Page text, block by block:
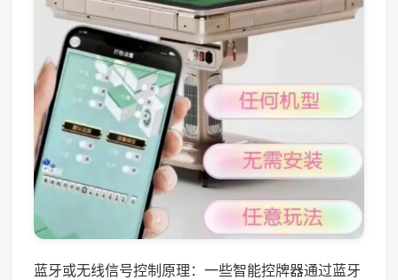
蓝牙或无线信号控制原理：一些智能控牌器通过蓝牙